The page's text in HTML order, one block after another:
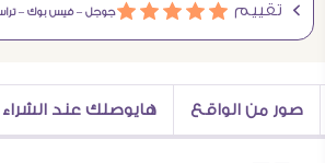
Ö تقييم áááááجوجل –فيس بوك –
صور من الواقع هايوصلك عند الشراء